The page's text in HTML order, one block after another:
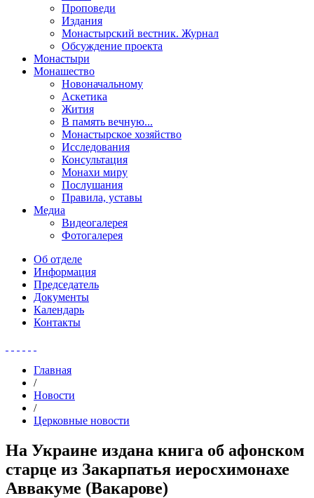
Проповеди
Издания
Монастырский вестник. Журнал
Обсуждение проекта
Монастыри
Монашество
Новоначальному
Аскетика
Жития
В память вечную...
Монастырское хозяйство
Исследования
Консультация
Монахи миру
Послушания
Правила, уставы
Медиа
Видеогалерея
Фотогалерея
Об отделе
Информация
Председатель
Документы
Календарь
Контакты
Главная
/
Новости
/
Церковные новости
На Украине издана книга об афонском
старце из Закарпатья иеросхимонахе
Аввакуме (Вакарове)